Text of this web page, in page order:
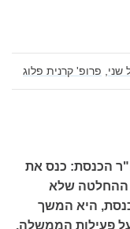
שני, פרופ' קרנית פלוג
הכנסת: כנס את
ההחלטה שלא
היא המשך
פעילות הממשלה,